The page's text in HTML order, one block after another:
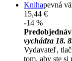
Knihapevná
15,44 €
-14 %
vychádza 18.
Vydavateľ,
tom, aby ste